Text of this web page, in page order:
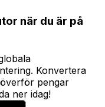
när du är på
Konvertera
pengar
ner idag!